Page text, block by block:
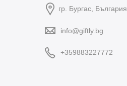
гр. Бургас, България
info@giftly.bg
+359883227772